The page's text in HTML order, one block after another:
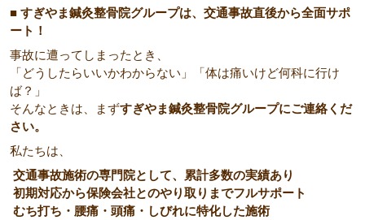
■ すぎやま鍼灸整骨院グループは、交通事故直後から全面サポ
ート！
事故に遭ってしまったとき、
「どうしたらいいかわからない」「体は痛いけど何科に行け
ば？」
そんなときは、まずすぎやま鍼灸整骨院グループにご連絡くだ
さい。
私たちは、
交通事故施術の専門院として、累計多数の実績あり
初期対応から保険会社とのやり取りまでフルサポート
むち打ち・腰痛・頭痛・しびれに特化した施術